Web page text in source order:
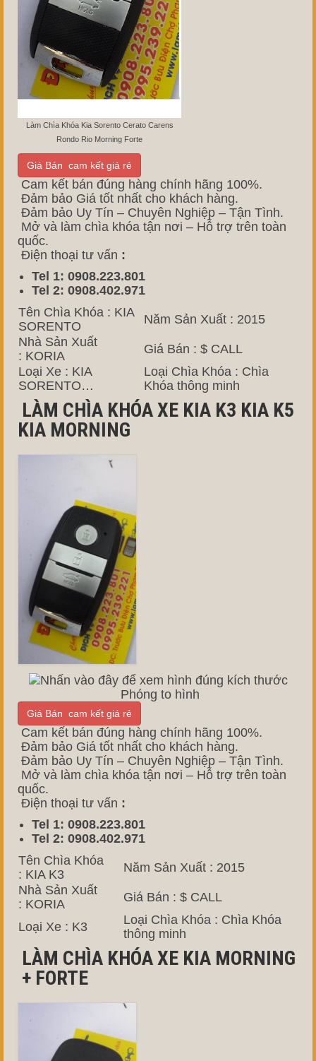
Làm Chìa Khóa Kia Sorento Cerato Carens
Rondo Rio Morning Forte
Giá Bán cam kết giá rẻ
Cam kết bán đúng hàng chính hãng 100%.
Đảm bảo Giá tốt nhất cho khách hàng.
Đảm bảo Uy Tín – Chuyên Nghiệp – Tận Tình.
Mở và làm chìa khóa tận nơi – Hỗ trợ trên toàn
quốc.
Điện thoại tư vấn :
Tel 1: 0908.223.801
Tel 2: 0908.402.971
Tên Chìa Khóa : KIA
SORENTO
Năm Sản Xuất : 2015
Nhà Sản Xuất
: KORIA
Giá Bán : $ CALL
Loại Xe : KIA
SORENTO…
Loại Chìa Khóa : Chìa
Khóa thông minh
LÀM CHÌA KHÓA XE KIA K3 KIA K5
KIA MORNING
Phóng to hình
Giá Bán cam kết giá rẻ
Cam kết bán đúng hàng chính hãng 100%.
Đảm bảo Giá tốt nhất cho khách hàng.
Đảm bảo Uy Tín – Chuyên Nghiệp – Tận Tình.
Mở và làm chìa khóa tận nơi – Hỗ trợ trên toàn
quốc.
Điện thoại tư vấn :
Tel 1: 0908.223.801
Tel 2: 0908.402.971
Tên Chìa Khóa
: KIA K3
Năm Sản Xuất : 2015
Nhà Sản Xuất
: KORIA
Giá Bán : $ CALL
Loại Xe : K3
Loại Chìa Khóa : Chìa Khóa
thông minh
LÀM CHÌA KHÓA XE KIA MORNING
+ FORTE